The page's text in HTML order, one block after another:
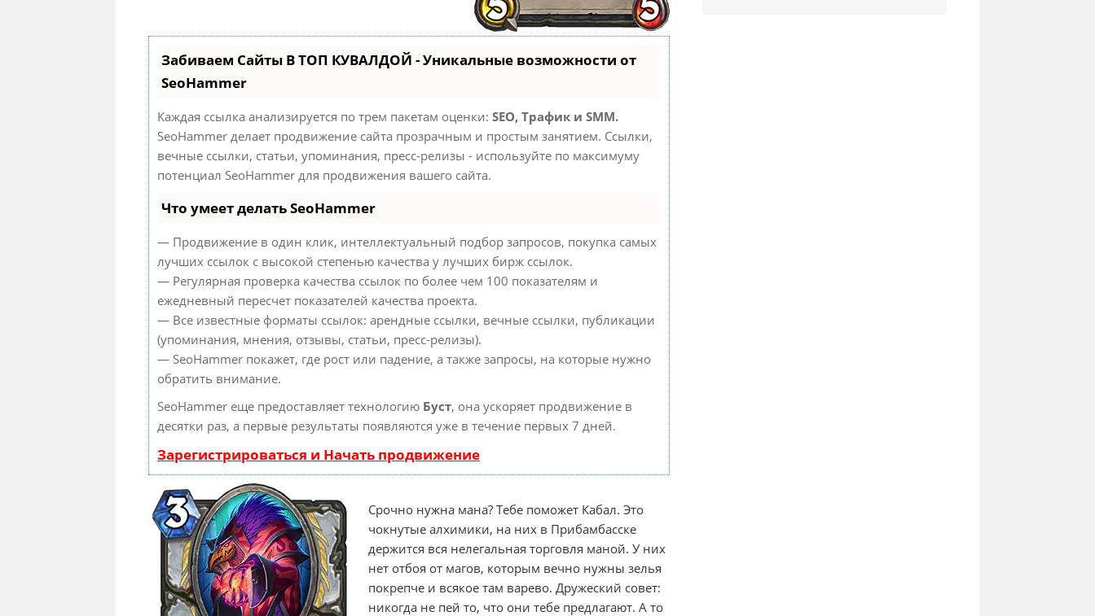
Забиваем Сайты В ТОП КУВАЛДОЙ - Уникальные возможности от
SeoHammer
Каждая ссылка анализируется по трем пакетам оценки: SEO, Трафик и SMM.
SeoHammer делает продвижение сайта прозрачным и простым занятием. Ссылки,
вечные ссылки, статьи, упоминания, пресс-релизы - используйте по максимуму
потенциал SeoHammer для продвижения вашего сайта.
Что умеет делать SeoHammer
— Продвижение в один клик, интеллектуальный подбор запросов, покупка самых
лучших ссылок с высокой степенью качества у лучших бирж ссылок.
— Регулярная проверка качества ссылок по более чем 100 показателям и
ежедневный пересчет показателей качества проекта.
— Все известные форматы ссылок: арендные ссылки, вечные ссылки, публикации
(упоминания, мнения, отзывы, статьи, пресс-релизы).
— SeoHammer покажет, где рост или падение, а также запросы, на которые нужно
обратить внимание.
SeoHammer еще предоставляет технологию Буст, она ускоряет продвижение в
десятки раз, а первые результаты появляются уже в течение первых 7 дней.
Зарегистрироваться и Начать продвижение
Срочно нужна мана? Тебе поможет Кабал. Это
чокнутые алхимики, на них в Прибамбасске
держится вся нелегальная торговля маной. У них
нет отбоя от магов, которым вечно нужны зелья
покрепче и всякое там варево. Дружеский совет:
никогда не пей то, что они тебе предлагают. А то